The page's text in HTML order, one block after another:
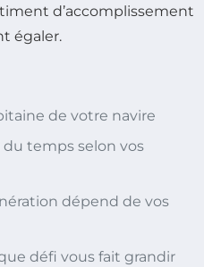
d’accomplissement
égaler.
de votre navire
du temps selon vos
dépend de vos
défi vous fait grandir